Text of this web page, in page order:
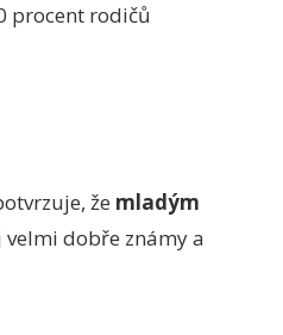
procent rodičů
že mladým
dobře známy a